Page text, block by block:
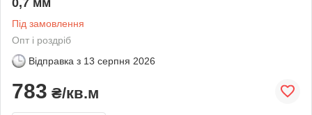
Під замовлення
Опт і роздріб
Відправка з 13 серпня 2026
783 ₴/кв.м